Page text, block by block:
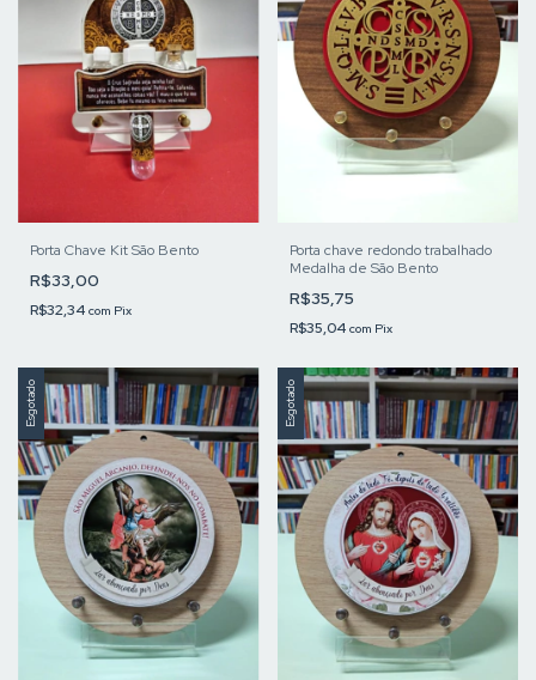
Porta Chave Kit São Bento
R$33,00
R$32,34 com Pix
Porta chave redondo trabalhado
Medalha de São Bento
R$35,75
R$35,04 com Pix
Esgotado Esgotado